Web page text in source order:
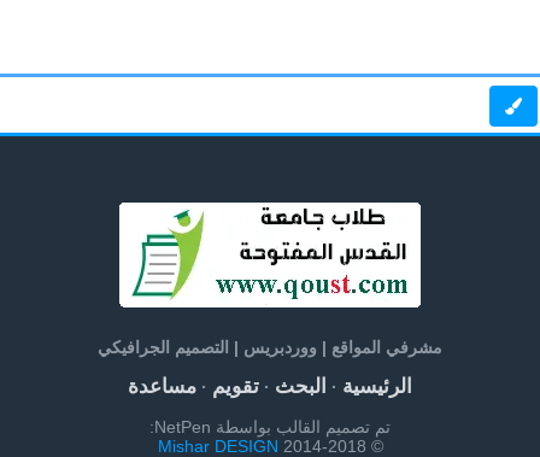
مشرفي المواقع | ووردبريس | التصميم الجرافيكي
الرئيسية· البحث· تقويم· مساعدة
تم تصميم القالب بواسطة NetPen:
© 2014-2018
Mishar DESIGN